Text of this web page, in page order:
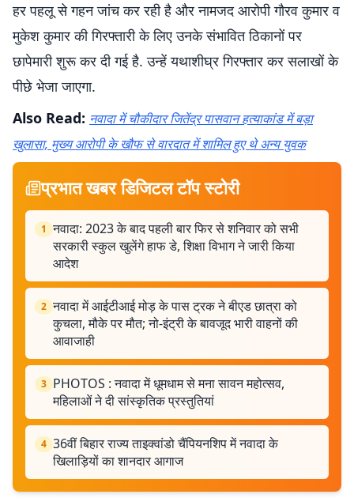
हर पहलू से गहन जांच कर रही है और नामजद आरोपी गौरव कुमार व
मुकेश कुमार की गिरफ्तारी के लिए उनके संभावित ठिकानों पर
छापेमारी शुरू कर दी गई है. उन्हें यथाशीघ्र गिरफ्तार कर सलाखों के
पीछे भेजा जाएगा.
Also Read: नवादा में चौकीदार जितेंद्र पासवान हत्याकांड में बड़ा
खुलासा, मुख्य आरोपी के खौफ से वारदात में शामिल हुए थे अन्य युवक
प्रभात खबर डिजिटल टॉप स्टोरी
1 नवादा: 2023 के बाद पहली बार फिर से शनिवार को सभी
सरकारी स्कुल खुलेंगे हाफ डे, शिक्षा विभाग ने जारी किया
आदेश
2 नवादा में आईटीआई मोड़ के पास ट्रक ने बीएड छात्रा को
कुचला, मौके पर मौत; नो-इंट्री के बावजूद भारी वाहनों की
आवाजाही
3 PHOTOS : नवादा में धूमधाम से मना सावन महोत्सव,
महिलाओं ने दी सांस्कृतिक प्रस्तुतियां
4 36वीं बिहार राज्य ताइक्वांडो चैंपियनशिप में नवादा के
खिलाड़ियों का शानदार आगाज